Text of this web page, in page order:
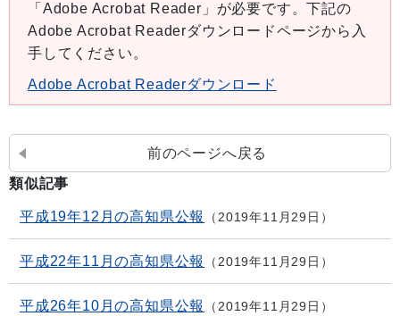
「Adobe Acrobat Reader」が必要です。下記の
Adobe Acrobat Readerダウンロードページから入
手してください。
Adobe Acrobat Readerダウンロード
前のページへ戻る
類似記事
平成19年12月の高知県公報 2019年11月29日
平成22年11月の高知県公報 2019年11月29日
平成26年10月の高知県公報 2019年11月29日